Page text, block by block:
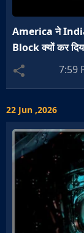
America ने
Block क्यों कर
7:59
22 Jun ,2026